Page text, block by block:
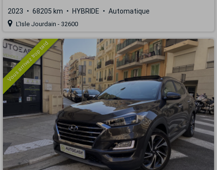
2023 68205 km HYBRIDE Automatique
L'Isle Jourdain - 32600
Vous arrivez trop tard